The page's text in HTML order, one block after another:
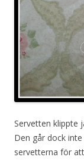
Servetten klippte
Den går dock
servetterna för